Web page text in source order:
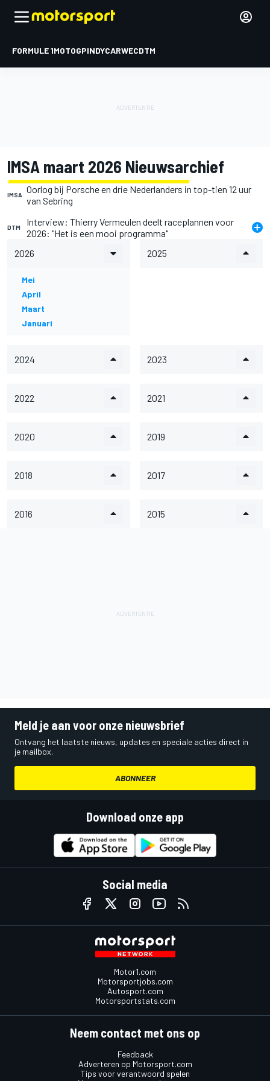
FORMULE 1MOTOGPINDYCARWECDTM
IMSA maart 2026 Nieuwsarchief
IMSA
Oorlog bij Porsche en drie Nederlanders in top-tien 12 uur
van Sebring
DTM
Interview: Thierry Vermeulen deelt raceplannen voor
2026: "Het is een mooi programma"
2026
Mei
April
Maart
Januari
2025
2024 2023
2022 2021
2020 2019
2018 2017
2016 2015
Meld je aan voor onze nieuwsbrief
Ontvang het laatste nieuws, updates en speciale acties direct in
je mailbox.
ABONNEER
Download onze app
Social media
Motor1.com
Motorsportjobs.com
Autosport.com
Motorsportstats.com
Neem contact met ons op
Feedback
Adverteren op Motorsport.com
Tips voor verantwoord spelen